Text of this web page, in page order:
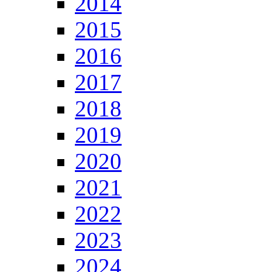
2015
2016
2017
2018
2019
2020
2021
2022
2023
2024